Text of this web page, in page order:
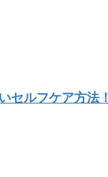
セルフケア方法！